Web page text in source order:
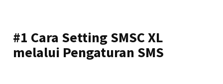
#1 Cara Setting SMSC XL
melalui Pengaturan SMS